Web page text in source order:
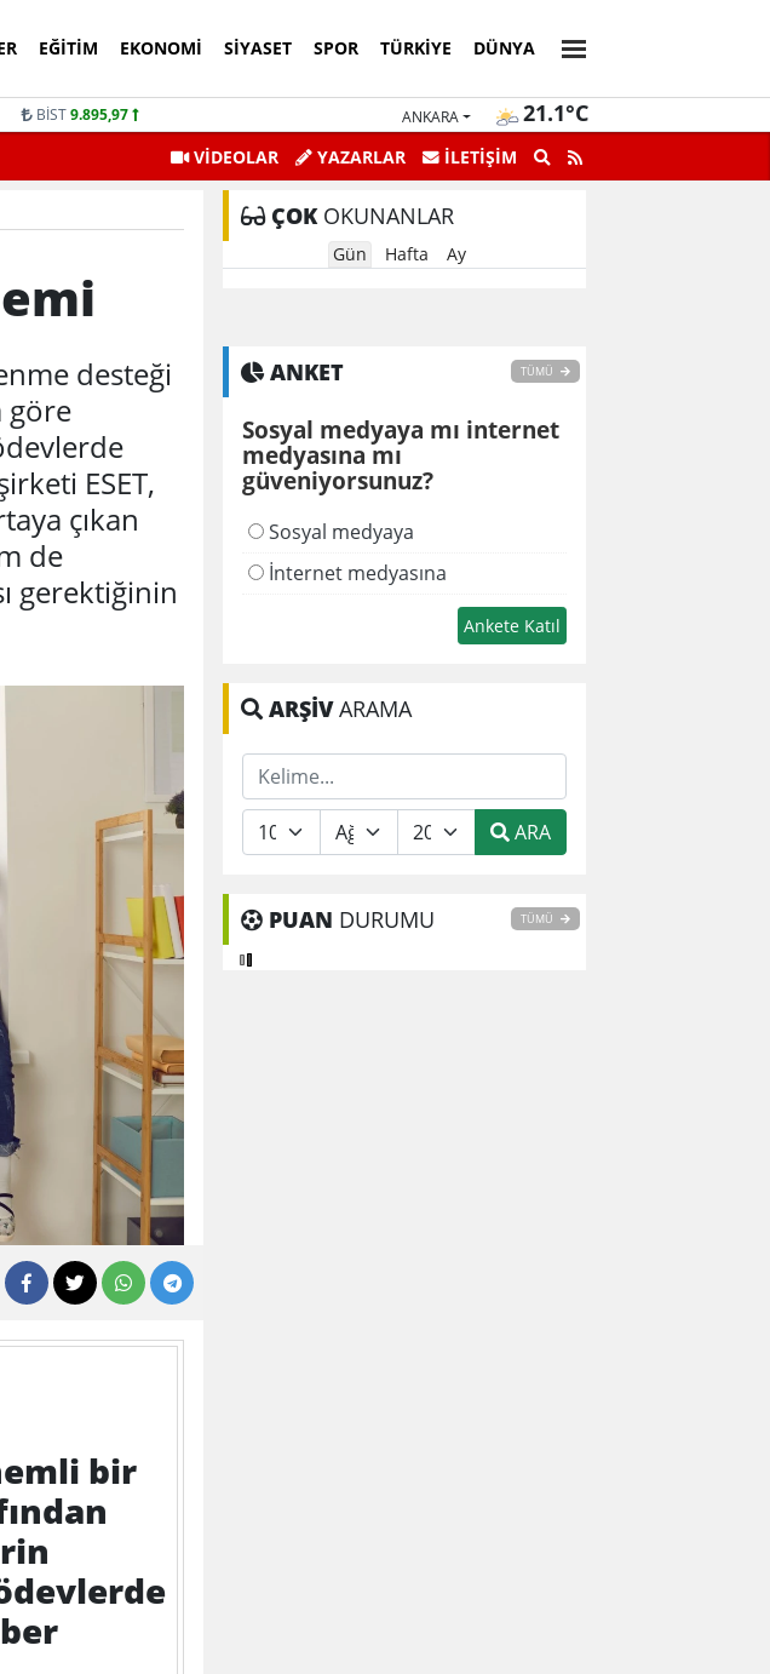
EĞITIM EKONOMI SIYASET SPOR TÜRKIYE DÜNYA
BİST9.895,97 ANKARA 21.1°C
VİDEOLAR YAZARLAR İLETİŞİM
desteği
göre
ESET,
çıkan
de
gerektiğinin
bir
ÇOKOKUNANLAR
Gün Hafta Ay
ANKET TÜMÜ
Sosyal medyaya mı internet
medyasına mı
güveniyorsunuz?
Sosyal medyaya
İnternet medyasına
ARŞİVARAMA
ARA
PUAN DURUMU TÜMÜ